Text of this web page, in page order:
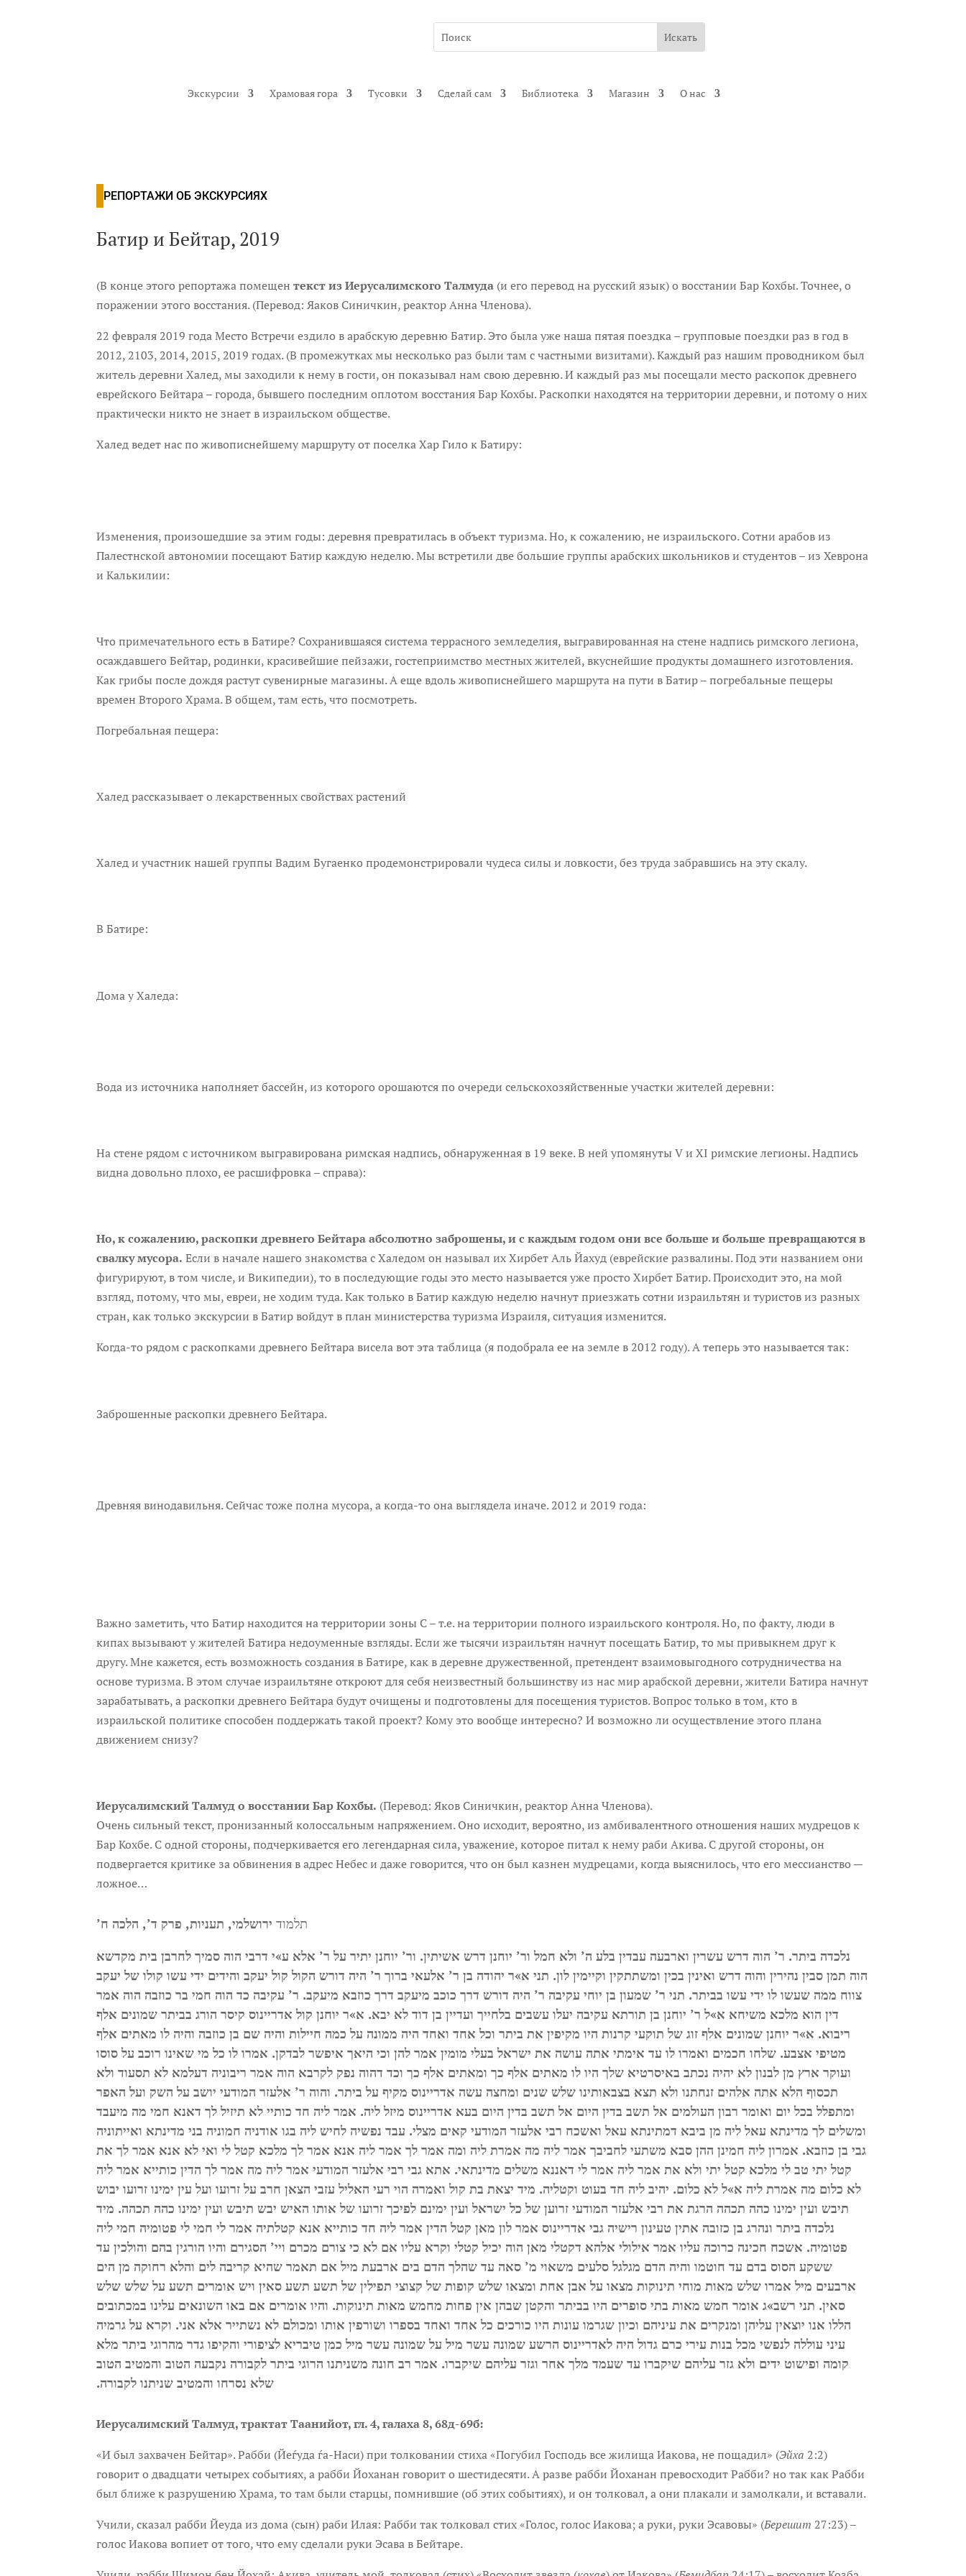
Экскурсии Храмовая гора Тусовки Сделай сам Библиотека Магазин О нас
РЕПОРТАЖИ ОБ ЭКСКУРСИЯХ
Батир и Бейтар, 2019
(В конце этого репортажа помещентекст из Иерусалимского Талмуда (и его перевод на русский язык) о восстании Бар Кохбы. Точнее, о
поражении этого восстания. (Перевод: Яаков Синичкин, реактор Анна Членова).
22 февраля 2019 года Место Встречи ездило в арабскую деревню Батир. Это была уже наша пятая поездка – групповые поездки раз в год в
2012, 2103, 2014, 2015, 2019 годах. (В промежутках мы несколько раз были там с частными визитами). Каждый раз нашим проводником был
житель деревни Халед, мы заходили к нему в гости, он показывал нам свою деревню. И каждый раз мы посещали место раскопок древнего
еврейского Бейтара – города, бывшего последним оплотом восстания Бар Кохбы. Раскопки находятся на территории деревни, и потому о них
практически никто не знает в израильском обществе.
Халед ведет нас по живописнейшему маршруту от поселка Хар Гило к Батиру:
Изменения, произошедшие за этим годы: деревня превратилась в объект туризма. Но, к сожалению, не израильского. Сотни арабов из
Палестнской автономии посещают Батир каждую неделю. Мы встретили две большие группы арабских школьников и студентов – из Хеврона
и Калькилии:
Что примечательного есть в Батире? Сохранившаяся система террасного земледелия, выгравированная на стене надпись римского легиона,
осаждавшего Бейтар, родинки, красивейшие пейзажи, гостеприимство местных жителей, вкуснейшие продукты домашнего изготовления.
Как грибы после дождя растут сувенирные магазины. А еще вдоль живописнейшего маршрута на пути в Батир – погребальные пещеры
времен Второго Храма. В общем, там есть, что посмотреть.
Погребальная пещера:
Халед рассказывает о лекарственных свойствах растений
Халед и участник нашей группы Вадим Бугаeнко продемонстрировали чудеса силы и ловкости, без труда забравшись на эту скалу.
В Батире:
Дома у Халеда:
Вода из источника наполняет бассейн, из которого орошаются по очереди сельскохозяйственные участки жителей деревни:
На стене рядом с источником выгравирована римская надпись, обнаруженная в 19 веке. В ней упомянуты V и XI римские легионы. Надпись
видна довольно плохо, ее расшифровка – справа):
Но, к сожалению, раскопки древнего Бейтара абсолютно заброшены, и с каждым годом они все больше и больше превращаются в
свалку мусора. Если в начале нашего знакомства с Халедом он называл их Хирбет Аль Йахуд (еврейские развалины. Под эти названием они
фигурируют, в том числе, и Википедии), то в последующие годы это место называется уже просто Хирбет Батир. Происходит это, на мой
взгляд, потому, что мы, евреи, не ходим туда. Как только в Батир каждую неделю начнут приезжать сотни израильтян и туристов из разных
стран, как только экскурсии в Батир войдут в план министерства туризма Израиля, ситуация изменится.
Когда-то рядом с раскопками древнего Бейтара висела вот эта таблица (я подобрала ее на земле в 2012 году). А теперь это называется так:
Заброшенные раскопки древнего Бейтара.
Древняя винодавильня. Сейчас тоже полна мусора, а когда-то она выглядела иначе. 2012 и 2019 года:
Важно заметить, что Батир находится на территории зоны С – т.е. на территории полного израильского контроля. Но, по факту, люди в
кипах вызывают у жителей Батира недоуменные взгляды. Если же тысячи израильтян начнут посещать Батир, то мы привыкнем друг к
другу. Мне кажется, есть возможность создания в Батире, как в деревне дружественной, претендент взаимовыгодного сотрудничества на
основе туризма. В этом случае израильтяне откроют для себя неизвестный большинству из нас мир арабской деревни, жители Батира начнут
зарабатывать, а раскопки древнего Бейтара будут очищены и подготовлены для посещения туристов. Вопрос только в том, кто в
израильской политике способен поддержать такой проект? Кому это вообще интересно? И возможно ли осуществление этого плана
движением снизу?
Иерусалимский Талмуд о восстании Бар Кохбы. (Перевод: Яков Синичкин, реактор Анна Членова).
Очень сильный текст, пронизанный колоссальным напряжением. Оно исходит, вероятно, из амбивалентного отношения наших мудрецов к
Бар Кохбе. С одной стороны, подчеркивается его легендарная сила, уважение, которое питал к нему раби Акива. С другой стороны, он
подвергается критике за обвинения в адрес Небес и даже говорится, что он был казнен мудрецами, когда выяснилось, что его мессианство —
ложное…
תלמודירושלמי, תעניות, פרק ד’, הלכה ח’
נלכדה ביתר. ר’ הוה דרש עשרין וארבעה עבדין בלע ה’ ולא חמל ור’ יוחנן דרש אשיתין. ור’ יוחנן יתיר על ר’ אלא ע»י דרבי הוה סמיך לחרבן בית מקדשא
הוה תמן סבין נהירין והוה דרש ואינין בכין ומשתתקין וקיימין לון. תני א»ר יהודה בן ר’ אלעאי ברוך ר’ היה דורש הקול קול יעקב והידים ידי עשו קולו של יעקב
צווח ממה שעשו לו ידי עשו בביתר. תני ר’ שמעון בן יוחי עקיבה ר’ היה דורש דרך כוכב מיעקב דרך כוזבא מיעקב. ר’ עקיבה כד הוה חמי בר כוזבה הוה אמר
דין הוא מלכא משיחא א»ל ר’ יוחנן בן תורתא עקיבה יעלו עשבים בלחייך ועדיין בן דוד לא יבא. א»ר יוחנן קול אדריינוס קיסר הורג בביתר שמונים אלף
ריבוא. א»ר יוחנן שמונים אלף זוג של תוקעי קרנות היו מקיפין את ביתר וכל אחד ואחד היה ממונה על כמה חיילות והיה שם בן כוזבה והיה לו מאתים אלף
מטיפי אצבע. שלחו חכמים ואמרו לו עד אימתי אתה עושה את ישראל בעלי מומין אמר להן וכי היאך איפשר לבדקן. אמרו לו כל מי שאינו רוכב על סוסו
ועוקר ארץ מן לבנון לא יהיה נכתב באיסרטיא שלך היו לו מאתים אלף כך ומאתים אלף כך וכד דהוה נפק לקרבא הוה אמר ריבוניה דעלמא לא תסעוד ולא
תכסוף הלא אתה אלהים זנחתנו ולא תצא בצבאותינו שלש שנים ומחצה עשה אדריינוס מקיף על ביתר. והוה ר’ אלעזר המודעי יושב על השק ועל האפר
ומתפלל בכל יום ואומר רבון העולמים אל תשב בדין היום אל תשב בדין היום בעא אדריינוס מיזל ליה. אמר ליה חד כותיי לא תיזיל לך דאנא חמי מה מיעבד
ומשלים לך מדינתא עאל ליה מן ביבא דמתינתא עאל ואשכח רבי אלעזר המודעי קאים מצלי. עבד נפשיה לחיש ליה בגו אודניה חמוניה בני מדינתא ואייתוניה
גבי בן כוזבא. אמרון ליה חמינן ההן סבא משתעי לחביבך אמר ליה מה אמרת ליה ומה אמר לך אמר ליה אנא אמר לך מלכא קטל לי ואי לא אנא אמר לך את
קטל יתי טב לי מלכא קטל יתי ולא את אמר ליה אמר לי דאננא משלים מדינתאי. אתא גבי רבי אלעזר המודעי אמר ליה מה אמר לך הדין כותייא אמר ליה
לא כלום מה אמרת ליה א»ל לא כלום. יהיב ליה חד בעוט וקטליה. מיד יצאת בת קול ואמרה הוי רעי האליל עזבי הצאן חרב על זרועו ועל עין ימינו זרועו יבוש
תיבש ועין ימינו כהה תכהה הרגת את רבי אלעזר המודעי זרוען של כל ישראל ועין ימינם לפיכך זרועו של אותו האיש יבש תיבש ועין ימינו כהה תכהה. מיד
נלכדה ביתר ונהרג בן כזובה אתין טעינון רישיה גבי אדריינוס אמר לון מאן קטל הדין אמר ליה חד כותייא אנא קטלתיה אמר לי חמי לי פטומיה חמי ליה
פטומיה. אשכח חכינה כרוכה עליו אמר אילולי אלהא דקטלי מאן הוה יכיל קטלי וקרא עליו אם לא כי צורם מכרם ויי’ הסגירם והיו הורגין בהם והולכין עד
ששקע הסוס בדם עד חוטמו והיה הדם מגלגל סלעים משאוי מ’ סאה עד שהלך הדם בים ארבעת מיל אם תאמר שהיא קריבה לים והלא רחוקה מן הים
ארבעים מיל אמרו שלש מאות מוחי תינוקות מצאו על אבן אחת ומצאו שלש קופות של קצוצי תפילין של תשע תשע סאין ויש אומרים תשע על שלש שלש
סאין. תני רשב»ג אומר חמש מאות בתי סופרים היו בביתר והקטן שבהן אין פחות מחמש מאות תינוקות. והיו אומרים אם באו השונאים עלינו במכתובים
הללו אנו יוצאין עליהן ומנקרים את עיניהם וכיון שגרמו עונות היו כורכים כל אחד ואחד בספרו ושורפין אותו ומכולם לא נשתייר אלא אני. וקרא על גרמיה
עיני עוללה לנפשי מכל בנות עירי כרם גדול היה לאדריינוס הרשע שמונה עשר מיל על שמונה עשר מיל כמן טיבריא לציפורי והקיפו גדר מהרוגי ביתר מלא
קומה ופישוט ידים ולא גזר עליהם שיקברו עד שעמד מלך אחר וגזר עליהם שיקברו. אמר רב חונה משניתנו הרוגי ביתר לקבורה נקבעה הטוב והמטיב הטוב
שלא נסרחו והמטיב שניתנו לקבורה.
Иерусалимский Талмуд, трактат Таанийот, гл. 4, галаха 8, 68д-69б:
«И был захвачен Бейтар». Рабби (Йеѓуда ѓа-Наси) при толковании стиха «Погубил Господь все жилища Иакова, не пощадил» (Эйха 2:2)
говорит о двадцати четырех событиях, а рабби Йоханан говорит о шестидесяти. А разве рабби Йоханан превосходит Рабби? но так как Рабби
был ближе к разрушению Храма, то там были старцы, помнившие (об этих событиях), и он толковал, а они плакали и замолкали, и вставали.
Учили, сказал рабби Йеуда из дома (сын) раби Илая: Рабби так толковал стих «Голос, голос Иакова; а руки, руки Эсавовы» (Берешит 27:23) –
голос Иакова вопиет от того, что ему сделали руки Эсава в Бейтаре.